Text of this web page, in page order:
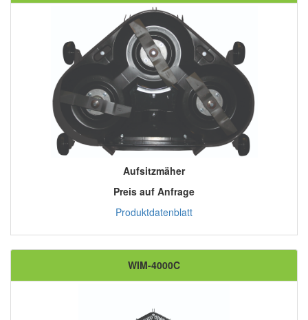
Aufsitzmäher
Preis auf Anfrage
Produktdatenblatt
WIM-4000C